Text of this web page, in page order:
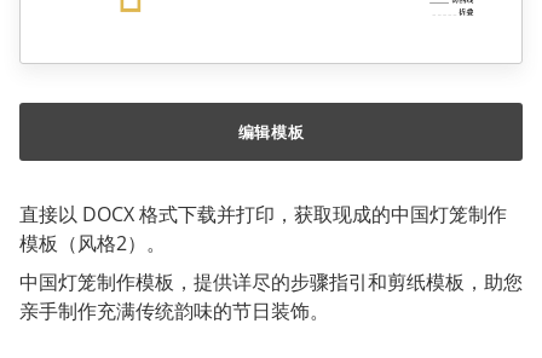
直接以 DOCX 格式下载并打印，获取现成的中国灯笼制作
模板（风格2）。
中国灯笼制作模板，提供详尽的步骤指引和剪纸模板，助您
亲手制作充满传统韵味的节日装饰。
编辑模板